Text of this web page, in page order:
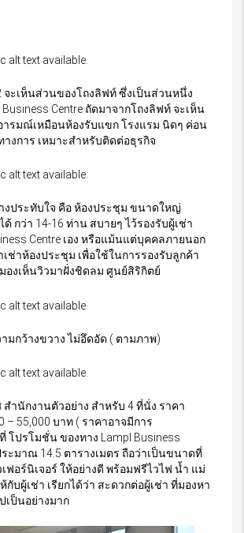
จะเห็นส่วนของโถงลิฟท์ ซึ่งเป็นส่วนหนึ่ง
Centre ถัดมาจากโถงลิฟท์ จะเห็น
รมณ์เหมือนห้องรับแขก โรงแรม นิดๆ ค่อน
งการ เหมาะสำหรับติดต่อธุรกิจ
ประทับใจ คือ ห้องประชุม ขนาดใหญ่
กว่า 14-16 ท่าน สบายๆ ไว้รองรับผู้เช่า
Centre เอง หรือแม้นแต่บุคคลภายนอก
ช่าห้องประชุม เพื่อใช้ในการรองรับลูกค้า
องเห็นวิวมาฝั่งชิดลม ศูนย์สิริกิตย์
มกว้างขวาง ไม่อึดอัด ( ตามภาพ)
ำนักงานตัวอย่าง สำหรับ 4 ที่นั่ง ราคา
– 55,000 บาท ( ราคาอาจมีการ
โปรโมชั่น ของทาง Lampl Business
ะมาณ 14.5 ตารางเมตร ถือว่าเป็นขนาดที่
ฟอร์นิเจอร์ ให้อย่างดี พร้อมฟรีไวไฟ น้ำ แม่
กับผู้เช่า เรียกได้ว่า สะดวกต่อผู้เช่า ที่มองหา
เป็นอย่างมาก